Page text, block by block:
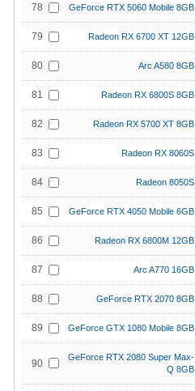
78 GeForce RTX 5060 Mobile 8GB
79 Radeon RX 6700 XT 12GB
80 Arc A580 8GB
81 Radeon RX 6800S 8GB
82 Radeon RX 5700 XT 8GB
83 Radeon RX 8060S
84 Radeon 8050S
85 GeForce RTX 4050 Mobile 6GB
86 Radeon RX 6800M 12GB
87 Arc A770 16GB
88 GeForce RTX 2070 8GB
89 GeForce GTX 1080 Mobile 8GB
90
GeForce RTX 2080 Super Max-
Q 8GB